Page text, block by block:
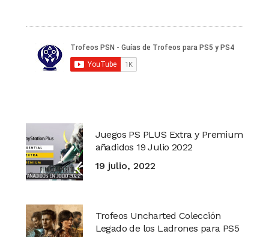
Juegos PS PLUS Extra y Premium
añadidos 19 Julio 2022
19 julio, 2022
Trofeos Uncharted Colección
Legado de los Ladrones para PS5